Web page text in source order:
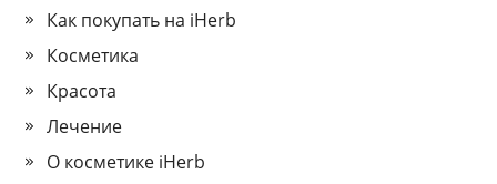
Как покупать на iHerb
Косметика
Красота
Лечение
О косметике iHerb